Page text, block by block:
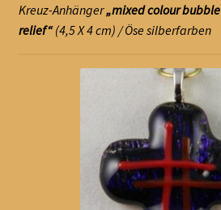
Kreuz-Anhänger„mixed colour bubble
relief“(4,5 X 4 cm) / Öse silberfarben